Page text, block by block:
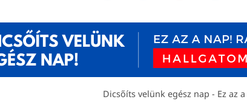
Dicsőíts velünk egész nap - Ez az